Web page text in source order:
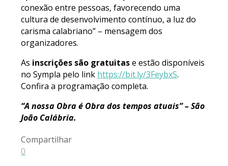
conexão entre pessoas, favorecendo uma
cultura de desenvolvimento contínuo, a luz do
carisma calabriano” – mensagem dos
organizadores.
As inscrições são gratuitase estão disponíveis
no Sympla pelo link https://bit.ly/3FeybxS.
Confira a programação completa.
“A nossa Obra é Obra dos tempos atuais” – São
João Calábria.
Compartilhar
0